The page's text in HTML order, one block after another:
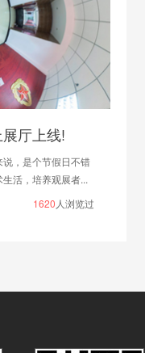
厅上线!
，是个节假日不错
活，培养观展者...
1620 人浏览过